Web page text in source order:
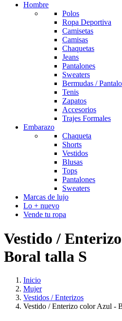
Hombre
Polos
Ropa Deportiva
Camisetas
Camisas
Chaquetas
Jeans
Pantalones
Sweaters
Bermudas /
Tenis
Zapatos
Accesorios
Trajes Formales
Embarazo
Chaqueta
Shorts
Vestidos
Blusas
Tops
Pantalones
Sweaters
Marcas de lujo
Lo + nuevo
Vende tu ropa
Vestido /
Boral talla S
Inicio
Mujer
Vestidos / Enterizos
Vestido / Enterizo color Azul -